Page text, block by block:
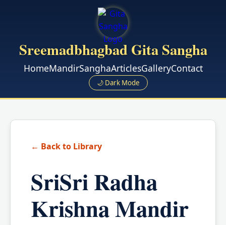
Sreemadbhagbad Gita Sangha
HomeMandirSanghaArticlesGalleryContact
🌙 Dark Mode
← Back to Library
SriSri Radha
Krishna Mandir